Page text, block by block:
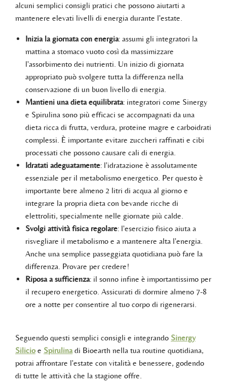
alcuni semplici consigli pratici che possono aiutarti a
mantenere elevati livelli di energia durante l'estate.
Inizia la giornata con energia: assumi gli integratori la
mattina a stomaco vuoto così da massimizzare
l'assorbimento dei nutrienti. Un inizio di giornata
appropriato può svolgere tutta la differenza nella
conservazione di un buon livello di energia.
Mantieni una dieta equilibrata: integratori come Sinergy
e Spirulina sono più efficaci se accompagnati da una
dieta ricca di frutta, verdura, proteine magre e carboidrati
complessi. È importante evitare zuccheri raffinati e cibi
processati che possono causare cali di energia.
Idratati adeguatamente: l'idratazione è assolutamente
essenziale per il metabolismo energetico. Per questo è
importante bere almeno 2 litri di acqua al giorno e
integrare la propria dieta con bevande ricche di
elettroliti, specialmente nelle giornate più calde.
Svolgi attività fisica regolare: l'esercizio fisico aiuta a
risvegliare il metabolismo e a mantenere alta l'energia.
Anche una semplice passeggiata quotidiana può fare la
differenza. Provare per credere!
Riposa a sufficienza: il sonno infine è importantissimo per
il recupero energetico. Assicurati di dormire almeno 7-8
ore a notte per consentire al tuo corpo di rigenerarsi.
Seguendo questi semplici consigli e integrando Sinergy
Silicioe Spirulinadi Bioearth nella tua routine quotidiana,
potrai affrontare l'estate con vitalità e benessere, godendo
di tutte le attività che la stagione offre.